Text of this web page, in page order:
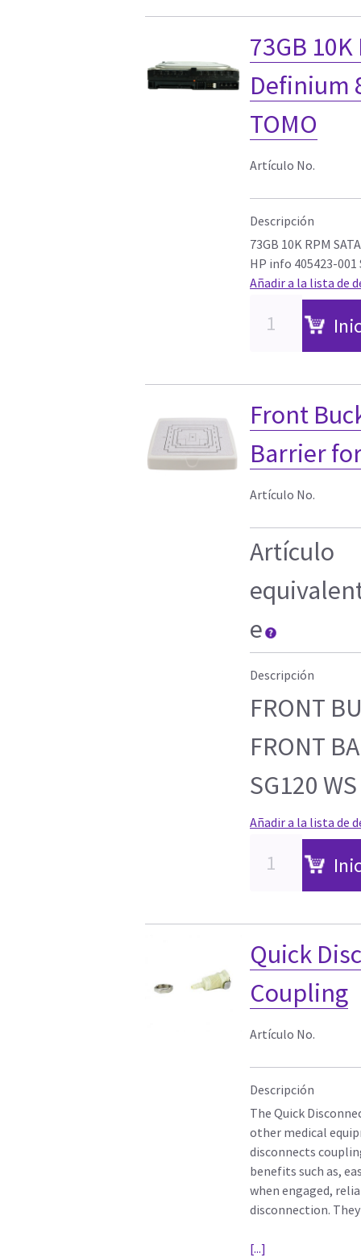
73GB 10K
Definium
TOMO
Artículo No.
Descripción
73GB 10K RPM
HP info 405423-001
Añadir a la lista de
Front
Barrier for
Artículo No.
Artículo
e
Descripción
FRONT
FRONT
SG120 WS
Añadir a la lista de
Quick
Coupling
Artículo No.
Descripción
The Quick
other medical
disconnects
benefits such as,
when engaged,
disconnection.
[...]